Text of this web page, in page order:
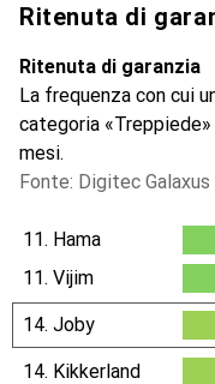
Ritenuta di
Ritenuta di garanzia
La frequenza con cui
categoria
mesi.
Fonte: Digitec Galaxus
11. Hama
11. Vijim
14. Joby
14. Kikkerland